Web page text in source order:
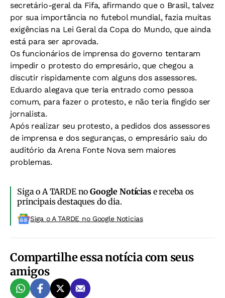
secretário-geral da Fifa, afirmando que o Brasil, talvez
por sua importância no futebol mundial, fazia muitas
exigências na Lei Geral da Copa do Mundo, que ainda
está para ser aprovada.
Os funcionários de imprensa do governo tentaram
impedir o protesto do empresário, que chegou a
discutir rispidamente com alguns dos assessores.
Eduardo alegava que teria entrado como pessoa
comum, para fazer o protesto, e não teria fingido ser
jornalista.
Após realizar seu protesto, a pedidos dos assessores
de imprensa e dos seguranças, o empresário saiu do
auditório da Arena Fonte Nova sem maiores
problemas.
Siga o A TARDE noGoogle Notíciase receba os
principais destaques do dia.
Siga o A TARDE no Google Noticias
Compartilhe essa notícia com seus
amigos